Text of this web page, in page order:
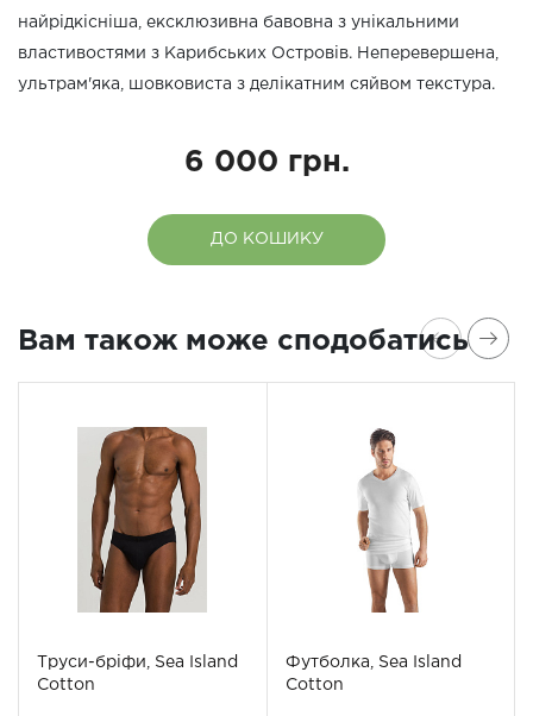
найрідкісніша, ексклюзивна бавовна з унікальними
властивостями з Карибських Островів. Неперевершена,
ультрам'яка, шовковиста з делікатним сяйвом текстура.
6 000 грн.
ДО КОШИКУ
Вам також може сподобатись
Труси-бріфи, Sea Island
Cotton
Футболка, Sea Island
Cotton